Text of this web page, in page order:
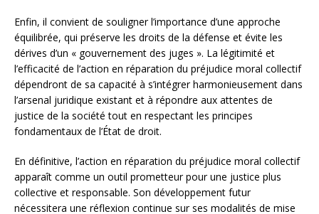
Enfin, il convient de souligner l’importance d’une approche
équilibrée, qui préserve les droits de la défense et évite les
dérives d’un « gouvernement des juges ». La légitimité et
l’efficacité de l’action en réparation du préjudice moral collectif
dépendront de sa capacité à s’intégrer harmonieusement dans
l’arsenal juridique existant et à répondre aux attentes de
justice de la société tout en respectant les principes
fondamentaux de l’État de droit.
En définitive, l’action en réparation du préjudice moral collectif
apparaît comme un outil prometteur pour une justice plus
collective et responsable. Son développement futur
nécessitera une réflexion continue sur ses modalités de mise